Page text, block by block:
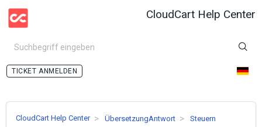
CloudCart Help Center
ANMELDEN
CloudCart Help Center ÜbersetzungAntwort Steuern